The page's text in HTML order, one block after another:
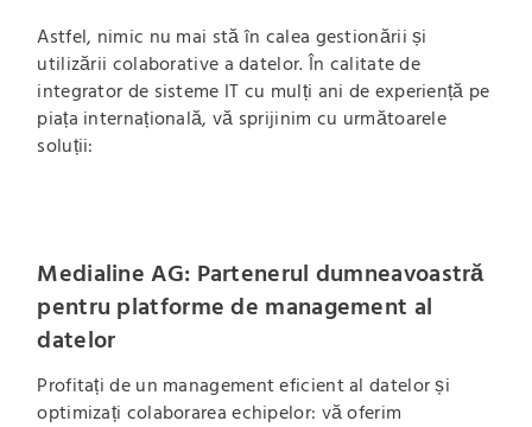
Astfel, nimic nu mai stă în calea gestionării și
utilizării colaborative a datelor. În calitate de
integrator de sisteme IT cu mulți ani de experiență pe
piața internațională, vă sprijinim cu următoarele
soluții:
Medialine AG: Partenerul dumneavoastră
pentru platforme de management al
datelor
Profitați de un management eficient al datelor și
optimizați colaborarea echipelor: vă oferim